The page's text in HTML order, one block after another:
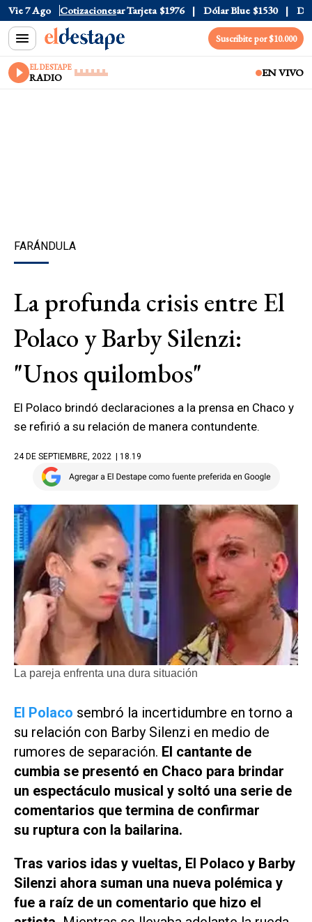
Vie 7 Ago Cotizaciones
Oficial $1520 Dólar Tarjeta $1976 Dólar Blue $1530 Dólar
Suscribite por $10.000
EL DESTAPE
RADIO EN VIVO
FARÁNDULA
La profunda crisis entre El
Polaco y Barby Silenzi:
"Unos quilombos"
El Polaco brindó declaraciones a la prensa en Chaco y
se refirió a su relación de manera contundente.
24 DE SEPTIEMBRE, 2022 | 18.19
La pareja enfrenta una dura situación
El Polaco sembró la incertidumbre en torno a
su relación con Barby Silenzi en medio de
rumores de separación. El cantante de
cumbia se presentó en Chaco para brindar
un espectáculo musical y soltó una serie de
comentarios que termina de confirmar
su ruptura con la bailarina.
Tras varios idas y vueltas, El Polaco y Barby
Silenzi ahora suman una nueva polémica y
fue a raíz de un comentario que hizo el